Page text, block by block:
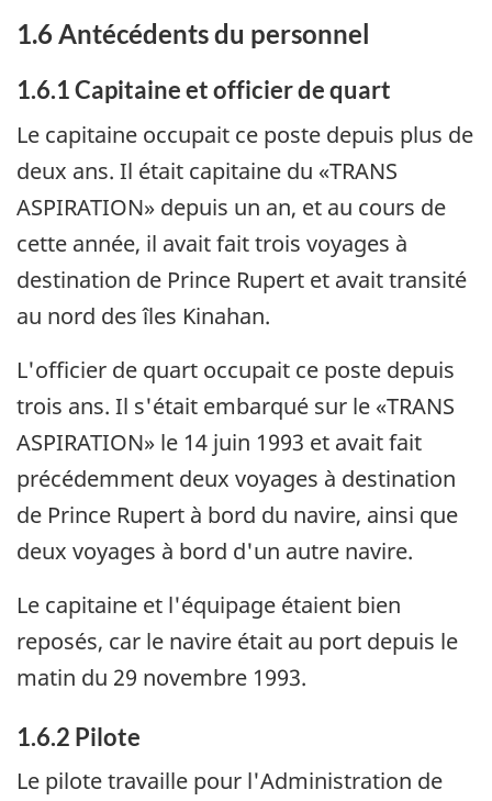
1.6 Antécédents du personnel
1.6.1 Capitaine et officier de quart
Le capitaine occupait ce poste depuis plus de
deux ans. Il était capitaine du «TRANS
ASPIRATION» depuis un an, et au cours de
cette année, il avait fait trois voyages à
destination de Prince Rupert et avait transité
au nord des îles Kinahan.
L'officier de quart occupait ce poste depuis
trois ans. Il s'était embarqué sur le «TRANS
ASPIRATION» le 14 juin 1993 et avait fait
précédemment deux voyages à destination
de Prince Rupert à bord du navire, ainsi que
deux voyages à bord d'un autre navire.
Le capitaine et l'équipage étaient bien
reposés, car le navire était au port depuis le
matin du 29 novembre 1993.
1.6.2 Pilote
Le pilote travaille pour l'Administration de